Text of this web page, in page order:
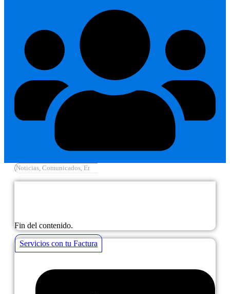
Fin del contenido.
Servicios con tu Factura